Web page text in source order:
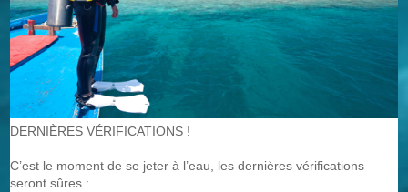
DERNIÈRES VÉRIFICATIONS !
C’est le moment de se jeter à l’eau, les dernières vérifications
seront sûres :